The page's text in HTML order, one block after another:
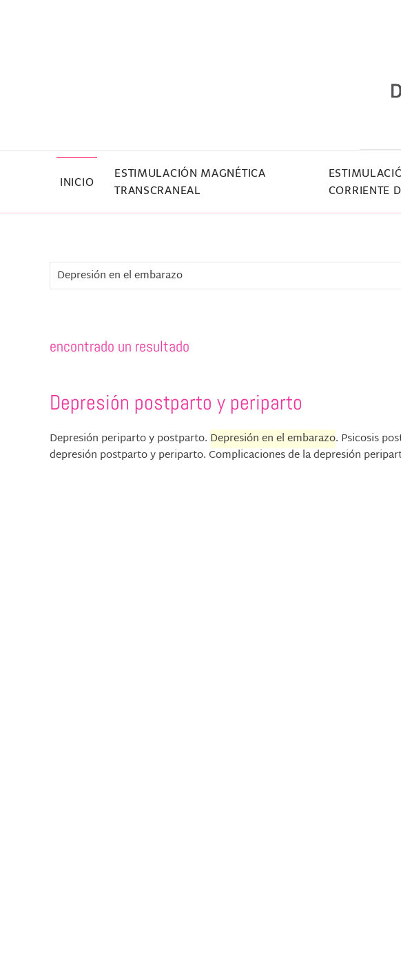
INICIO
ESTIMULACIÓN MAGNÉTICA
TRANSCRANEAL
CORRIENTE
encontrado un resultado
Depresión postparto y periparto
Depresión periparto y postparto. Depresión en el embarazo. Psicosis
depresión postparto y periparto. Complicaciones de la depresión